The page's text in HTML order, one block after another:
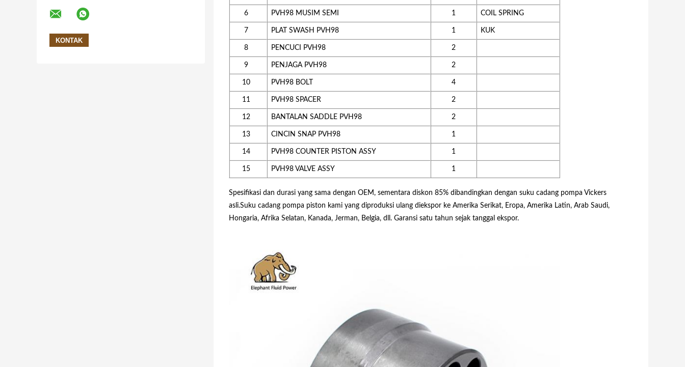
6 PVH98 MUSIM SEMI 1 COIL SPRING
7 PLAT SWASH PVH98 1 KUK
8 PENCUCI PVH98 2
9 PENJAGA PVH98 2
10 PVH98 BOLT 4
11 PVH98 SPACER 2
12 BANTALAN SADDLE PVH98 2
13 CINCIN SNAP PVH98 1
14 PVH98 COUNTER PISTON ASSY 1
15 PVH98 VALVE ASSY 1
Spesifikasi dan durasi yang sama dengan OEM, sementara diskon 85% dibandingkan dengan suku cadang pompa Vickers
asli.Suku cadang pompa piston kami yang diproduksi ulang diekspor ke Amerika Serikat, Eropa, Amerika Latin, Arab Saudi,
Hongaria, Afrika Selatan, Kanada, Jerman, Belgia, dll. Garansi satu tahun sejak tanggal ekspor.